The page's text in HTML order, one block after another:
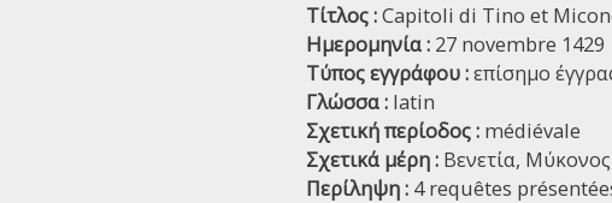
Τίτλος :Capitoli di Tino et
Ημερομηνία : 27 novembre 1429
Τύπος εγγράφου :επίσημο
Γλώσσα : latin
Σχετική περίοδος : médiévale
Σχετικά μέρη : Βενετία,
Περίληψη : 4 requêtes